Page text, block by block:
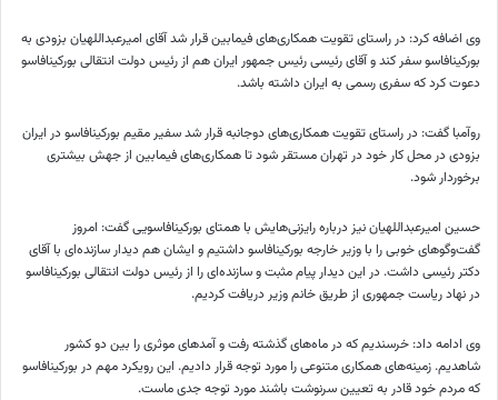
وی اضافه کرد: در راستای تقویت همکاری‌های فیمابین قرار شد آقای امیرعبداللهیان بزودی به
بورکینافاسو سفر کند و آقای رئیسی رئیس جمهور ایران هم از رئیس دولت انتقالی بورکینافاسو
دعوت کرد که سفری رسمی به ایران داشته باشد.
روآمبا گفت: در راستای تقویت همکاری‌های دوجانبه قرار شد سفیر مقیم بورکینافاسو در ایران
بزودی در محل کار خود در تهران مستقر شود تا همکاری‌های فیمابین از جهش بیشتری
برخوردار شود.
حسین امیرعبداللهیان نیز درباره رایزنی‌هایش با همتای بورکینافاسویی گفت: امروز
گفت‌وگوهای خوبی را با وزیر خارجه بورکینافاسو داشتیم و ایشان هم دیدار سازنده‌ای با آقای
دکتر رئیسی داشت. در این دیدار پیام مثبت و سازنده‌ای را از رئیس دولت انتقالی بورکینافاسو
در نهاد ریاست جمهوری از طریق خانم وزیر دریافت کردیم.
وی ادامه داد: خرسندیم که در ماه‌های گذشته رفت و آمدهای موثری را بین دو کشور
شاهدیم. زمینه‌های همکاری متنوعی را مورد توجه قرار دادیم. این رویکرد مهم در بورکینافاسو
که مردم خود قادر به تعیین سرنوشت باشند مورد توجه جدی ماست.